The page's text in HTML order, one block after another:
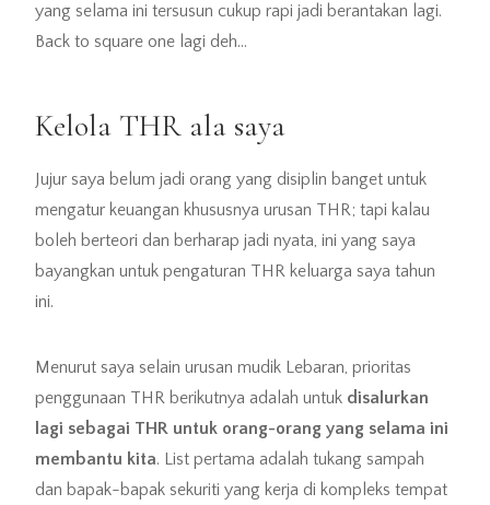
yang selama ini tersusun cukup rapi jadi berantakan lagi.
Back to square one lagi deh…
Kelola THR ala saya
Jujur saya belum jadi orang yang disiplin banget untuk
mengatur keuangan khususnya urusan THR; tapi kalau
boleh berteori dan berharap jadi nyata, ini yang saya
bayangkan untuk pengaturan THR keluarga saya tahun
ini.
Menurut saya selain urusan mudik Lebaran, prioritas
penggunaan THR berikutnya adalah untuk disalurkan
lagi sebagai THR untuk orang-orang yang selama ini
membantu kita. List pertama adalah tukang sampah
dan bapak-bapak sekuriti yang kerja di kompleks tempat